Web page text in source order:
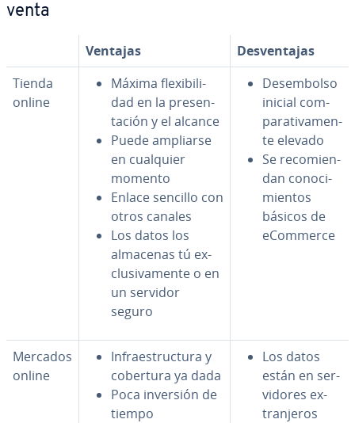
venta
Ventajas
De­s­ve­n­ta­jas
Tienda
online
Máxima fle­xi­bi­li­
dad en la pre­se­n­
ta­ción y el alcance
Puede ampliarse
en cualquier
momento
Enlace sencillo con
otros canales
Los datos los
almacenas tú ex­
clu­si­va­me­n­te o en
un servidor
seguro
Des­em­bo­l­so
inicial co­m­
pa­ra­ti­va­me­n­
te elevado
Se re­co­mie­n­
dan co­no­ci­
mie­n­tos
básicos de
eCommerce
Mercados
online
In­frae­s­tru­c­tu­ra y
cobertura ya dada
Poca inversión de
tiempo
Los datos
están en se­r­
vi­do­res ex­
tra­n­je­ros